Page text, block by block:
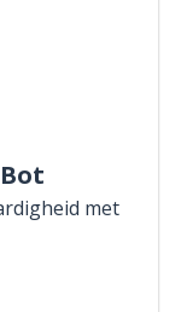
met